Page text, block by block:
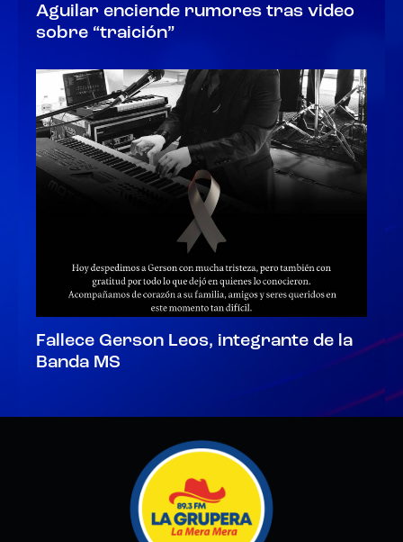
Aguilar enciende rumores tras video
sobre “traición”
Fallece Gerson Leos, integrante de la
Banda MS